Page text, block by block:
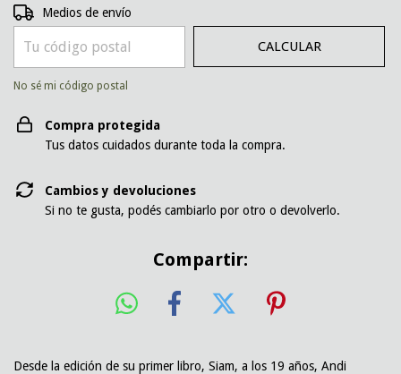
Entregas para el CP:
Medios de envío
CALCULAR
No sé mi código postal
Compra protegida
Tus datos cuidados durante toda la compra.
Cambios y devoluciones
Si no te gusta, podés cambiarlo por otro o devolverlo.
Compartir:
Desde la edición de su primer libro, Siam, a los 19 años, Andi